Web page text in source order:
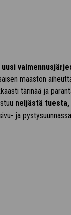
uusi
maaston
tärinää ja
neljästä
ja